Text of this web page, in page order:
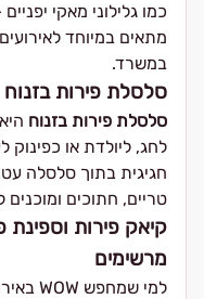
כמו גלילוני מאקי
מתאים במיוחד
במשרד.
סלסלת פירות
סלסלת פירות בזנוח
לחג, ליולדת או
חגיגית בתוך סלסלה
טריים, חתוכים ומוכנים
קיאק פירות וספינת
מרשימים
למי שמחפש WOW באירוע –